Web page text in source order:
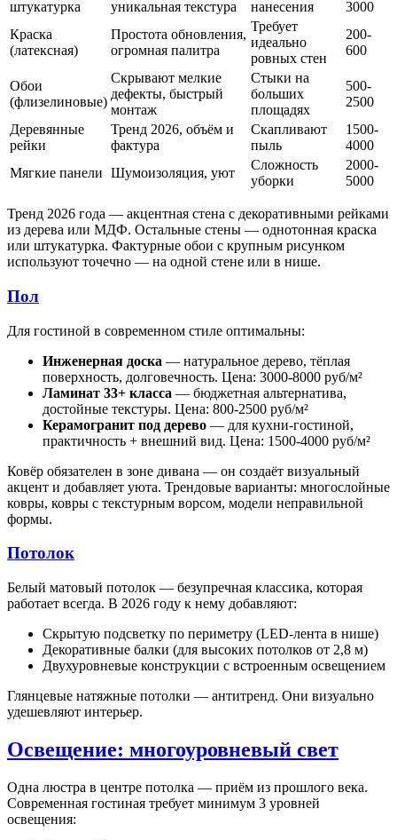
штукатурка уникальная текстура нанесения
3000
Краска
(латексная)
Простота обновления,
огромная палитра
Требует
идеально
ровных стен
200-
600
Обои
(флизелиновые)
Скрывают мелкие
дефекты, быстрый
монтаж
Стыки на
больших
площадях
500-
2500
Деревянные
рейки
Тренд 2026, объём и
фактура
Скапливают
пыль
1500-
4000
Мягкие панели Шумоизоляция, уют
Сложность
уборки
2000-
5000
Тренд 2026 года — акцентная стена с декоративными рейками
из дерева или МДФ. Остальные стены — однотонная краска
или штукатурка. Фактурные обои с крупным рисунком
используют точечно — на одной стене или в нише.
Пол
Для гостиной в современном стиле оптимальны:
Инженерная доска — натуральное дерево, тёплая
поверхность, долговечность. Цена: 3000-8000 руб/м²
Ламинат 33+ класса — бюджетная альтернатива,
достойные текстуры. Цена: 800-2500 руб/м²
Керамогранит под дерево — для кухни-гостиной,
практичность + внешний вид. Цена: 1500-4000 руб/м²
Ковёр обязателен в зоне дивана — он создаёт визуальный
акцент и добавляет уюта. Трендовые варианты: многослойные
ковры, ковры с текстурным ворсом, модели неправильной
формы.
Потолок
Белый матовый потолок — безупречная классика, которая
работает всегда. В 2026 году к нему добавляют:
Скрытую подсветку по периметру (LED-лента в нише)
Декоративные балки (для высоких потолков от 2,8 м)
Двухуровневые конструкции с встроенным освещением
Глянцевые натяжные потолки — антитренд. Они визуально
удешевляют интерьер.
Освещение: многоуровневый свет
Одна люстра в центре потолка — приём из прошлого века.
Современная гостиная требует минимум 3 уровней
освещения: